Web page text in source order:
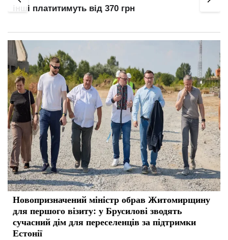
інші платитимуть від 370 грн
Новопризначений міністр обрав Житомирщину
для першого візиту: у Брусилові зводять
сучасний дім для переселенців за підтримки
Естонії